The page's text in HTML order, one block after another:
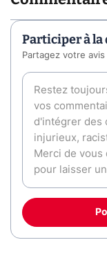
Participer à la
Partagez votre